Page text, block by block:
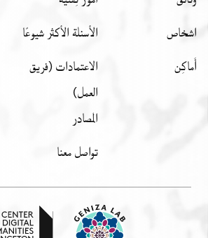
اشخاص
أَماكِن
الأسئلة الأكثر شيوعًا
الاعتمادات (فريق
العمل)
المصادر
تواصل معنا